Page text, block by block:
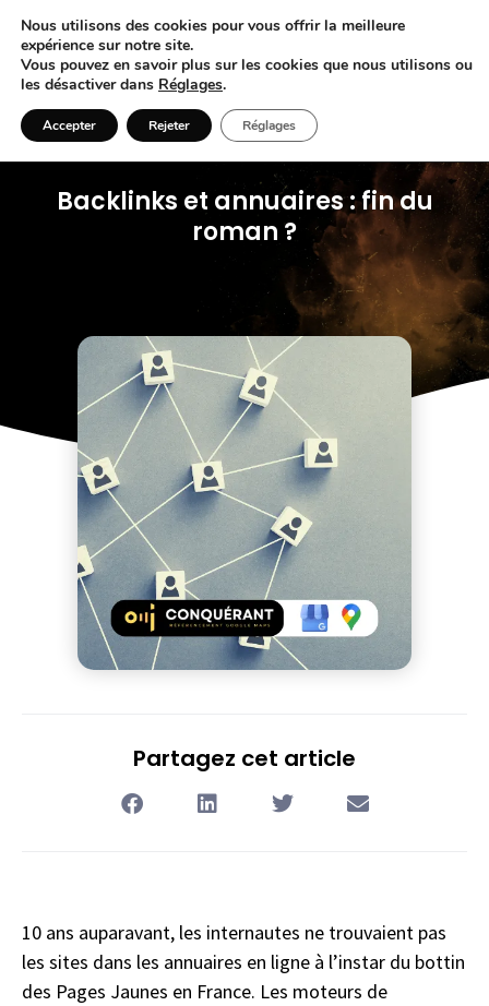
Backlinks et annuaires : fin du
roman ?
Partagez cet article
10 ans auparavant, les internautes ne trouvaient pas
les sites dans les annuaires en ligne à l’instar du bottin
des Pages Jaunes en France. Les moteurs de
Nous utilisons des cookies pour vous offrir la meilleure
expérience sur notre site.
Vous pouvez en savoir plus sur les cookies que nous utilisons ou
les désactiver dans Réglages.
Accepter Rejeter Réglages